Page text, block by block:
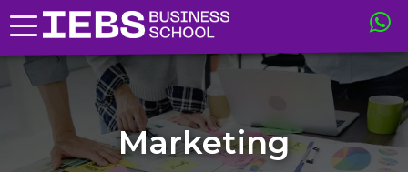
Marketing